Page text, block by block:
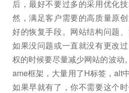
后，最好不要过多的采用优化
然，满足客户需要的高质量原
好的恢复手段。网站结构问题
如果没问题或一直就没有更改
权的时候要尽量减少网站的波动
ame框架，大量用了H标签，alt
如果早就有了，你不需要这个